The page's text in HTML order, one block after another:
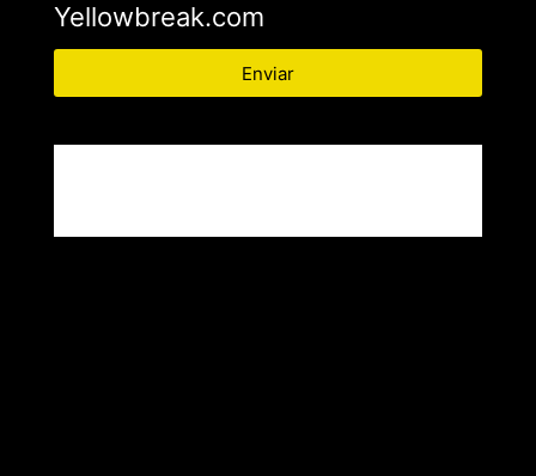
Yellowbreak.com
Enviar